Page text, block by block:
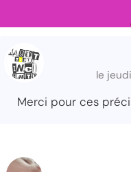
le
Merci pour ces